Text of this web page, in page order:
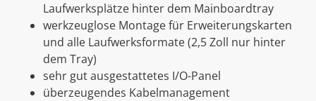
Laufwerksplätze hinter dem Mainboardtray
werkzeuglose Montage für Erweiterungskarten
und alle Laufwerksformate (2,5 Zoll nur hinter
dem Tray)
sehr gut ausgestattetes I/O-Panel
überzeugendes Kabelmanagement